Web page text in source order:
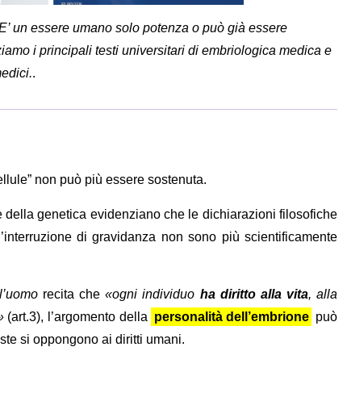
un essere umano solo potenza o può già essere
i principali testi universitari di embriologica medica e
.
non può più essere sostenuta.
della genetica evidenziano che le dichiarazioni filosofiche
di gravidanza non sono più scientificamente
recita che«ogni individuo ha diritto alla vita, alla
(art.3), l’argomento della personalità dell’embrione può
si oppongono ai diritti umani.